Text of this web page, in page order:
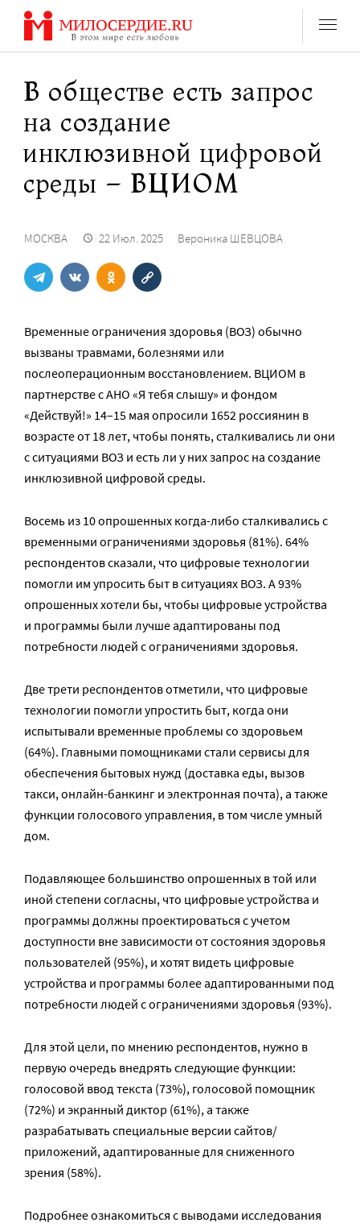
Перейти
содержанию
В обществе есть запрос
на создание
инклюзивной цифровой
среды – ВЦИОМ
МОСКВА 22 Июл. 2025 Вероника ШЕВЦОВА
Временные ограничения здоровья (ВОЗ) обычно
вызваны травмами, болезнями или
послеоперационным восстановлением. ВЦИОМ в
партнерстве с АНО «Я тебя слышу» и фондом
«Действуй!» 14–15 мая опросили 1652 россиянин в
возрасте от 18 лет, чтобы понять, сталкивались ли они
с ситуациями ВОЗ и есть ли у них запрос на создание
инклюзивной цифровой среды.
Восемь из 10 опрошенных когда-либо сталкивались с
временными ограничениями здоровья (81%). 64%
респондентов сказали, что цифровые технологии
помогли им упросить быт в ситуациях ВОЗ. А 93%
опрошенных хотели бы, чтобы цифровые устройства
и программы были лучше адаптированы под
потребности людей с ограничениями здоровья.
Две трети респондентов отметили, что цифровые
технологии помогли упростить быт, когда они
испытывали временные проблемы со здоровьем
(64%). Главными помощниками стали сервисы для
обеспечения бытовых нужд (доставка еды, вызов
такси, онлайн-банкинг и электронная почта), а также
функции голосового управления, в том числе умный
дом.
Подавляющее большинство опрошенных в той или
иной степени согласны, что цифровые устройства и
программы должны проектироваться с учетом
доступности вне зависимости от состояния здоровья
пользователей (95%), и хотят видеть цифровые
устройства и программы более адаптированными под
потребности людей с ограничениями здоровья (93%).
Для этой цели, по мнению респондентов, нужно в
первую очередь внедрять следующие функции:
голосовой ввод текста (73%), голосовой помощник
(72%) и экранный диктор (61%), а также
разрабатывать специальные версии сайтов/
приложений, адаптированные для сниженного
зрения (58%).
Подробнее ознакомиться с выводами исследования